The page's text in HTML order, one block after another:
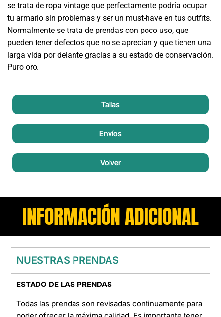
se trata de ropa vintage que perfectamente podría ocupar
tu armario sin problemas y ser un must-have en tus outfits.
Normalmente se trata de prendas con poco uso, que
pueden tener defectos que no se aprecian y que tienen una
larga vida por delante gracias a su estado de conservación.
Puro oro.
Tallas
Envíos
Volver
INFORMACIÓN ADICIONAL
NUESTRAS PRENDAS
ESTADO DE LAS PRENDAS
Todas las prendas son revisadas continuamente para